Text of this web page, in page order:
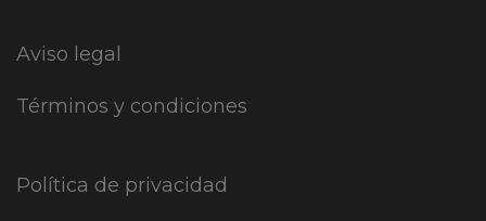
Aviso legal
Términos y condiciones
Política de privacidad